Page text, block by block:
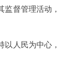
督管理活动，
人民为中心，